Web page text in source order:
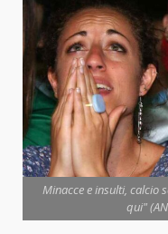
Minacce e insulti, calcio
qui"